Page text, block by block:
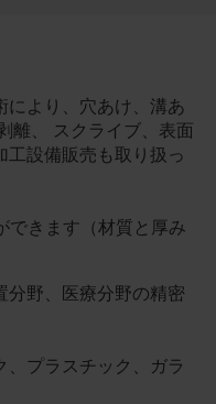
により、穴あけ、溝あ
離、 スクライブ、表面
設備販売も取り扱っ
できます（材質と厚み
分野、医療分野の精密
プラスチック、ガラ